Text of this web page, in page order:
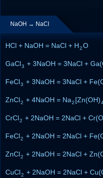
NaOH → NaCl
HCl + NaOH = NaCl + H2O
GaCl3 + 3NaOH = 3NaCl +
FeCl3 + 3NaOH = 3NaCl +
ZnCl2 + 4NaOH = Na2 [Zn(OH)
CrCl2 + 2NaOH = 2NaCl +
FeCl2 + 2NaOH = 2NaCl +
ZnCl2 + 2NaOH = 2NaCl +
CuCl2 + 2NaOH = 2NaCl +